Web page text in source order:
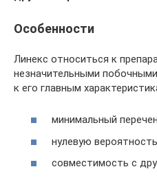
Особенности
Линекс относиться к
незначительными
к его главным
минимальный
нулевую
совместимость с